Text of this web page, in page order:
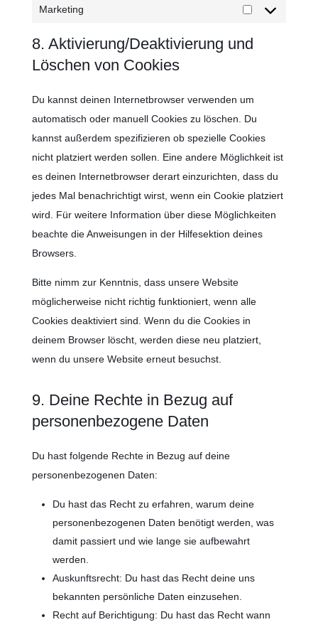
Marketing
8. Aktivierung/Deaktivierung und
Löschen von Cookies
Du kannst deinen Internetbrowser verwenden um
automatisch oder manuell Cookies zu löschen. Du
kannst außerdem spezifizieren ob spezielle Cookies
nicht platziert werden sollen. Eine andere Möglichkeit ist
es deinen Internetbrowser derart einzurichten, dass du
jedes Mal benachrichtigt wirst, wenn ein Cookie platziert
wird. Für weitere Information über diese Möglichkeiten
beachte die Anweisungen in der Hilfesektion deines
Browsers.
Bitte nimm zur Kenntnis, dass unsere Website
möglicherweise nicht richtig funktioniert, wenn alle
Cookies deaktiviert sind. Wenn du die Cookies in
deinem Browser löscht, werden diese neu platziert,
wenn du unsere Website erneut besuchst.
9. Deine Rechte in Bezug auf
personenbezogene Daten
Du hast folgende Rechte in Bezug auf deine
personenbezogenen Daten:
Du hast das Recht zu erfahren, warum deine
personenbezogenen Daten benötigt werden, was
damit passiert und wie lange sie aufbewahrt
werden.
Auskunftsrecht: Du hast das Recht deine uns
bekannten persönliche Daten einzusehen.
Recht auf Berichtigung: Du hast das Recht wann